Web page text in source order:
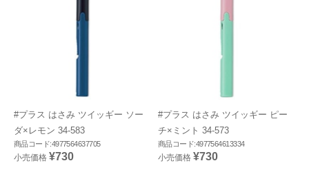
#プラス はさみ ツイッギー ソー
ダ×レモン 34-583
商品コード:4977564637705
小売価格 ¥730
#プラス はさみ ツイッギー ピー
チ×ミント 34-573
商品コード:4977564613334
小売価格 ¥730